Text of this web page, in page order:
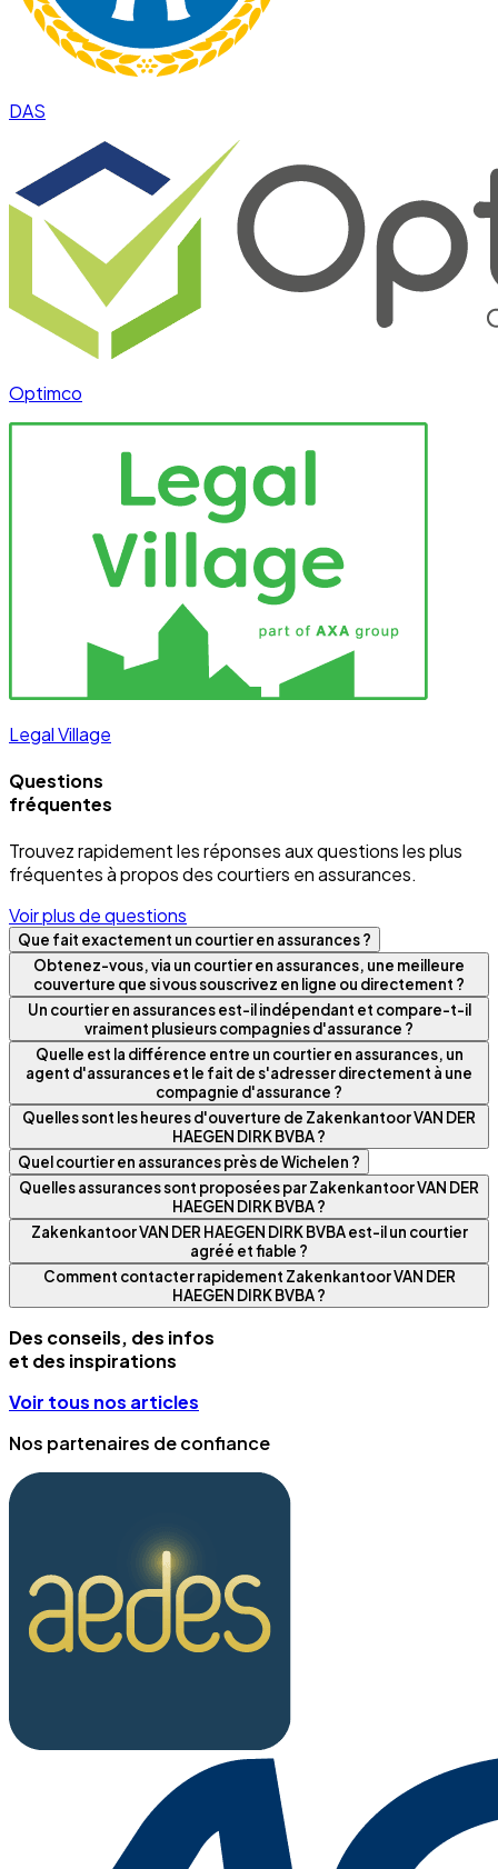
DAS
Optimco
Legal Village
Questions
fréquentes
Trouvez rapidement les réponses aux questions les plus
fréquentes à propos des courtiers en assurances.
Voir plus de questions
Que fait exactement un courtier en assurances ?
Obtenez-vous, via un courtier en assurances, une meilleure
couverture que si vous souscrivez en ligne ou directement ?
Un courtier en assurances est-il indépendant et compare-t-il
vraiment plusieurs compagnies d'assurance ?
Quelle est la différence entre un courtier en assurances, un
agent d'assurances et le fait de s'adresser directement à une
compagnie d'assurance ?
Quelles sont les heures d'ouverture de Zakenkantoor VAN DER
HAEGEN DIRK BVBA ?
Quel courtier en assurances près de Wichelen ?
Quelles assurances sont proposées par Zakenkantoor VAN DER
HAEGEN DIRK BVBA ?
Zakenkantoor VAN DER HAEGEN DIRK BVBA est-il un courtier
agréé et fiable ?
Comment contacter rapidement Zakenkantoor VAN DER
HAEGEN DIRK BVBA ?
Des conseils, des infos
et des inspirations
Voir tous nos articles
Nos partenaires de confiance